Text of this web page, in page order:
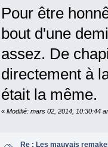
Pour être
bout d'une
assez. De
directement à
était la même.
« Modifié: mars 02, 2014, 10:30:44
Re : Les mauvais